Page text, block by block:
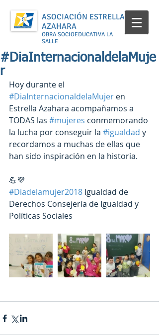
ASOCIACIÓN ESTRELLA
AZAHARA
OBRA SOCIOEDUCATIVA LA
SALLE
#DiaInternacionaldelaMuje
r
Hoy durante el
#DiaInternacionaldelaMujer en
Estrella Azahara acompañamos a
TODAS las #mujeres conmemorando
la lucha por conseguir la #igualdad y
recordamos a muchas de ellas que
han sido inspiración en la historia.
💪💜
#Diadelamujer2018 Igualdad de
Derechos Consejería de Igualdad y
Políticas Sociales